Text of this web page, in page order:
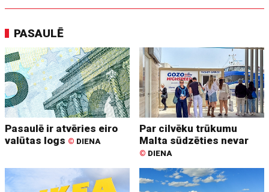
PASAULĒ
Pasaulē ir atvēries eiro
valūtas logs © DIENA
Par cilvēku trūkumu
Malta sūdzēties nevar
© DIENA